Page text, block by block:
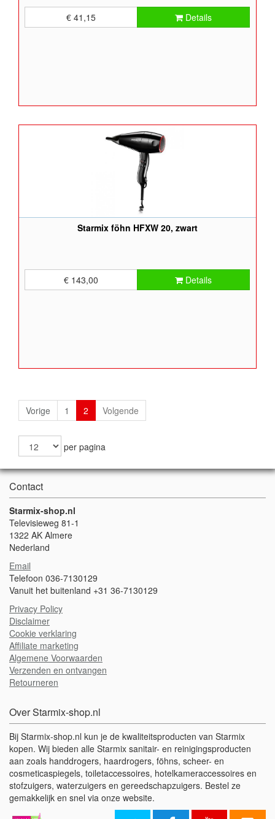
€ 41,15 Details
Starmix föhn HFXW 20, zwart
€ 143,00 Details
Vorige 1 2 Volgende
per pagina
Contact
Starmix-shop.nl
Televisieweg 81-1
1322 AK Almere
Nederland
Email
Telefoon 036-7130129
Vanuit het buitenland +31 36-7130129
Privacy Policy
Disclaimer
Cookie verklaring
Affiliate marketing
Algemene Voorwaarden
Verzenden en ontvangen
Retourneren
Over Starmix-shop.nl
Bij Starmix-shop.nl kun je de kwaliteitsproducten van Starmix
kopen. Wij bieden alle Starmix sanitair- en reinigingsproducten
aan zoals handdrogers, haardrogers, föhns, scheer- en
cosmeticaspiegels, toiletaccessoires, hotelkameraccessoires en
stofzuigers, waterzuigers en gereedschapzuigers. Bestel ze
gemakkelijk en snel via onze website.